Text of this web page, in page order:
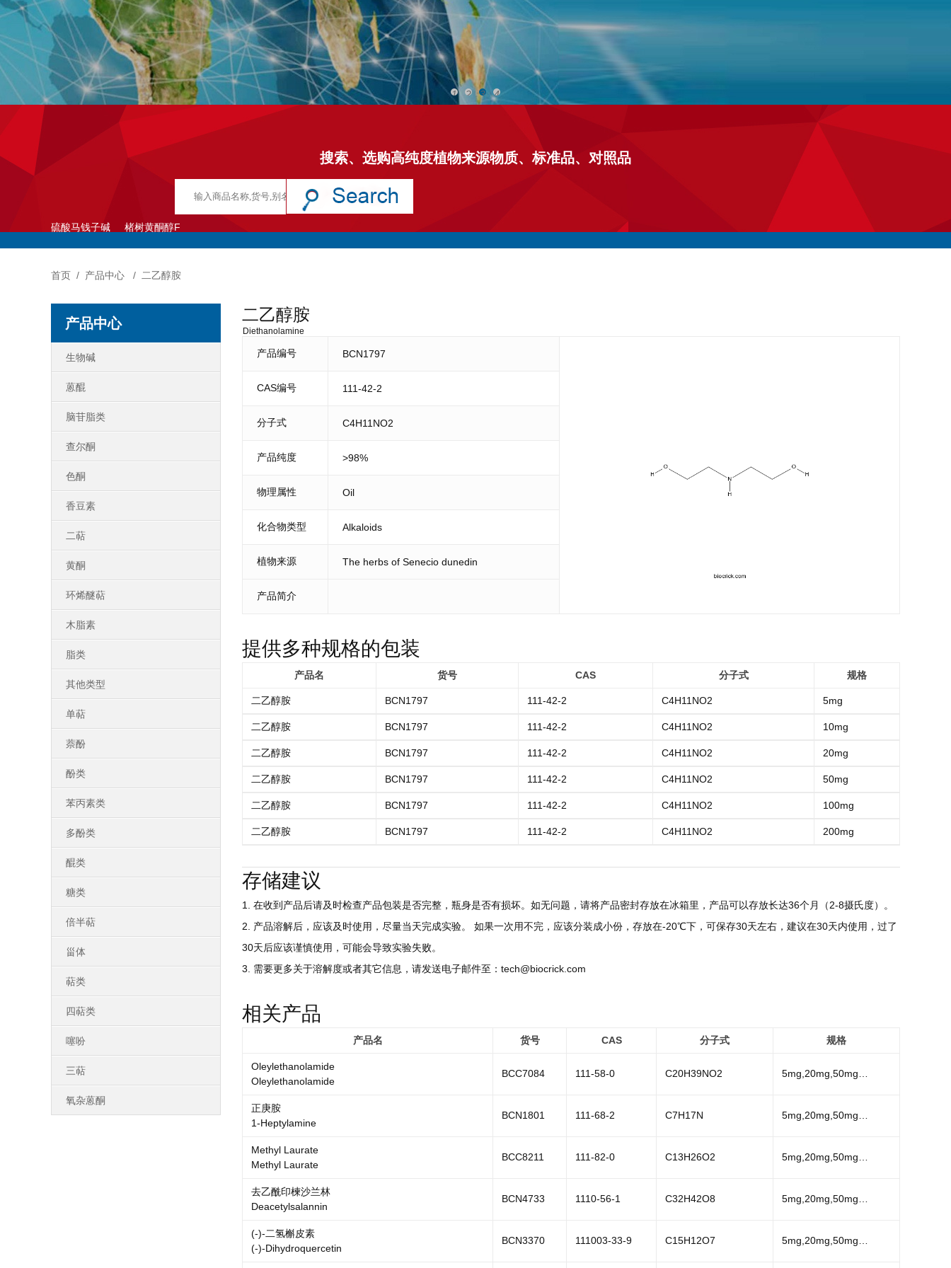
1 2 3 4
搜索、选购高纯度植物来源物质、标准品、对照品
硫酸马钱子碱 楮树黄酮醇F
首页 / 产品中心 / 二乙醇胺
产品中心
生物碱
蒽醌
脑苷脂类
查尔酮
色酮
香豆素
二萜
黄酮
环烯醚萜
木脂素
脂类
其他类型
单萜
萘酚
酚类
苯丙素类
多酚类
醌类
糖类
倍半萜
甾体
萜类
四萜类
噻吩
三萜
氧杂蒽酮
二乙醇胺
Diethanolamine
产品编号 BCN1797
CAS编号 111-42-2
分子式 C4H11NO2
产品纯度 >98%
物理属性 Oil
化合物类型 Alkaloids
植物来源 The herbs of Senecio dunedin
产品简介
提供多种规格的包装
产品名 货号 CAS 分子式 规格
二乙醇胺 BCN1797 111-42-2 C4H11NO2 5mg
二乙醇胺 BCN1797 111-42-2 C4H11NO2 10mg
二乙醇胺 BCN1797 111-42-2 C4H11NO2 20mg
二乙醇胺 BCN1797 111-42-2 C4H11NO2 50mg
二乙醇胺 BCN1797 111-42-2 C4H11NO2 100mg
二乙醇胺 BCN1797 111-42-2 C4H11NO2 200mg
存储建议
1. 在收到产品后请及时检查产品包装是否完整，瓶身是否有损坏。如无问题，请将产品密封存放在冰箱里，产品可以存放长达36个月（2-8摄氏度）。
2. 产品溶解后，应该及时使用，尽量当天完成实验。 如果一次用不完，应该分装成小份，存放在-20℃下，可保存30天左右，建议在30天内使用，过了
30天后应该谨慎使用，可能会导致实验失败。
3. 需要更多关于溶解度或者其它信息，请发送电子邮件至：tech@biocrick.com
相关产品
产品名 货号 CAS 分子式 规格
Oleylethanolamide
Oleylethanolamide
BCC7084 111-58-0 C20H39NO2 5mg,20mg,50mg…
正庚胺
1-Heptylamine
BCN1801 111-68-2 C7H17N 5mg,20mg,50mg…
Methyl Laurate
Methyl Laurate
BCC8211 111-82-0 C13H26O2 5mg,20mg,50mg…
去乙酰印楝沙兰林
Deacetylsalannin
BCN4733 1110-56-1 C32H42O8 5mg,20mg,50mg…
(-)-二氢槲皮素
(-)-Dihydroquercetin
BCN3370 111003-33-9 C15H12O7 5mg,20mg,50mg…